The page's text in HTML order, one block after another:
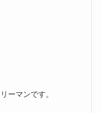
ーマンです。